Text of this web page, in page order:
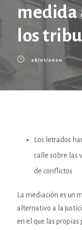
los
28/01/2020
Los letrados
calle sobre las
de conflictos
La mediación es un
alternativo a la
en el que las